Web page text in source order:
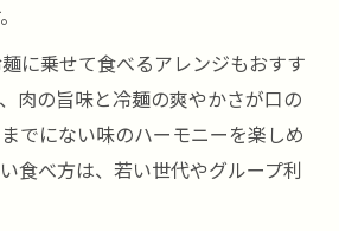
に乗せて食べるアレンジもおすす
肉の旨味と冷麺の爽やかさが口の
でにない味のハーモニーを楽しめ
食べ方は、若い世代やグループ利